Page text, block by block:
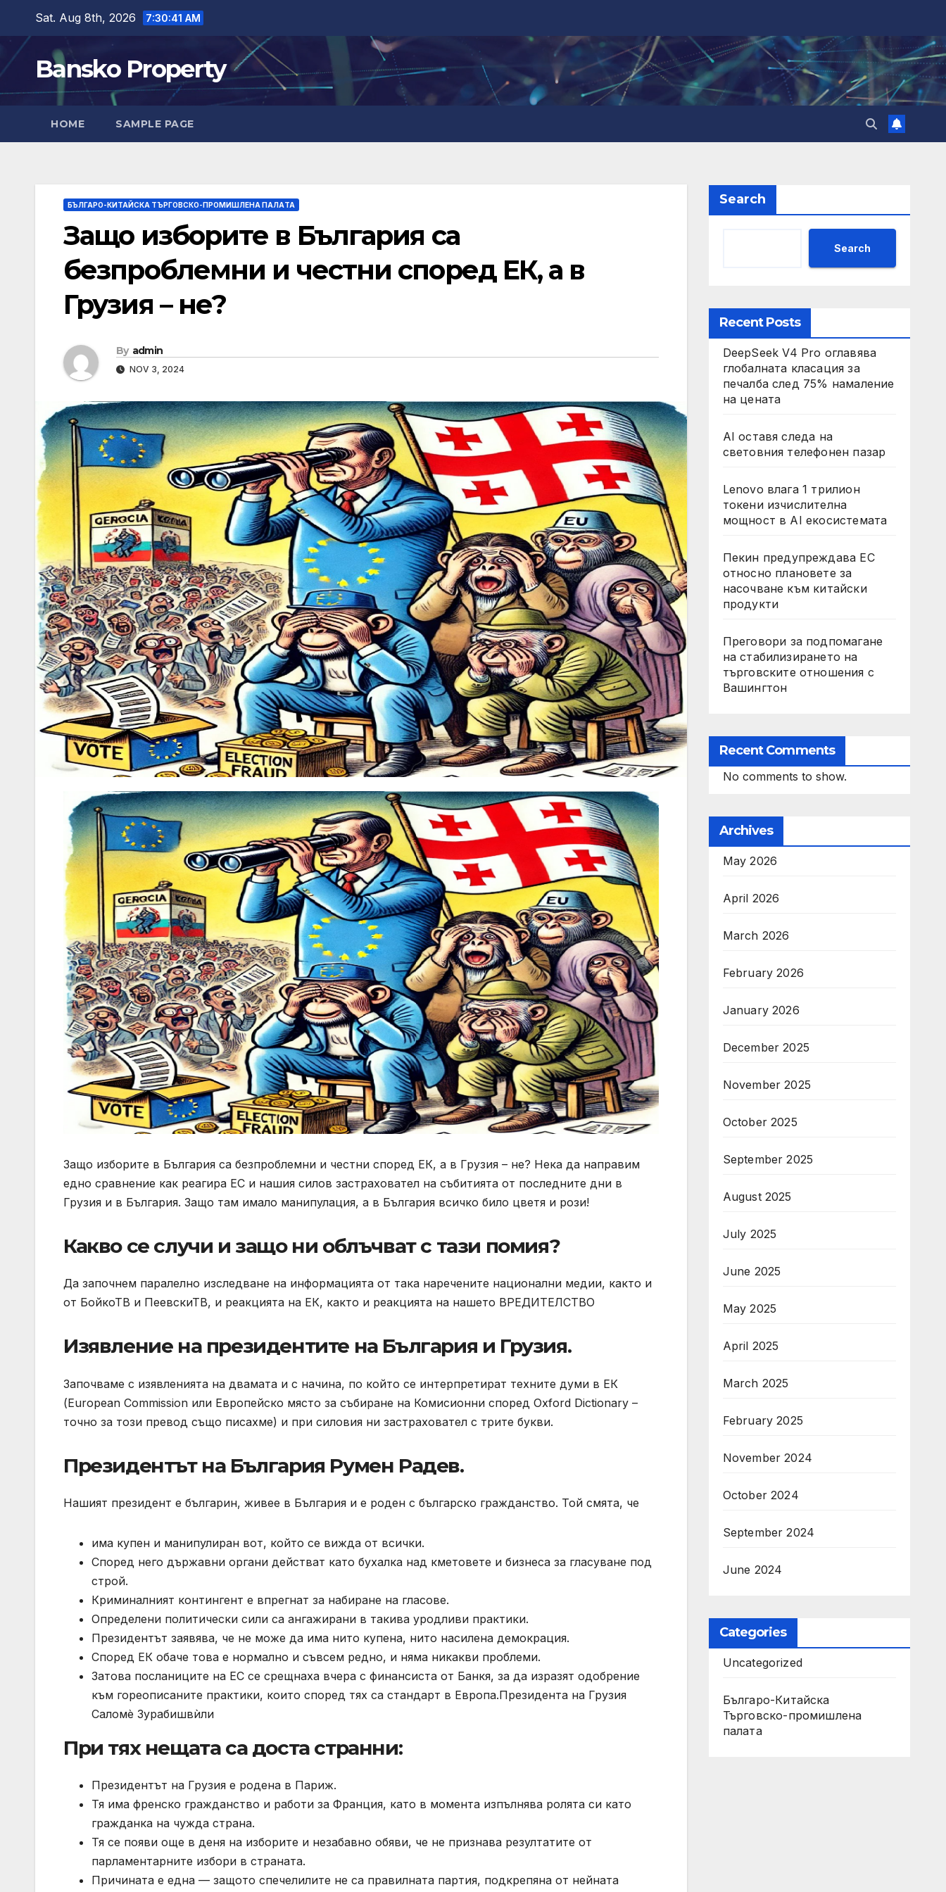
content
Sat. Aug 8th, 2026 7:30:42 AM
Bansko Property
HOME SAMPLE PAGE
БЪЛГАРО-КИТАЙСКА ТЪРГОВСКО-ПРОМИШЛЕНА ПАЛAТА
Защо изборите в България са
безпроблемни и честни според ЕК, а в
Грузия – не?
By admin
NOV 3, 2024
Защо изборите в България са безпроблемни и честни според ЕК, а в Грузия – не? Нека да направим
едно сравнение как реагира ЕС и нашия силов застраховател на събитията от последните дни в
Грузия и в България. Защо там имало манипулация, а в България всичко било цветя и рози!
Какво се случи и защо ни облъчват с тази помия?
Да започнем паралелно изследване на информацията от така наречените национални медии, както и
от БойкоТВ и ПеевскиТВ, и реакцията на ЕК, както и реакцията на нашето ВРЕДИТЕЛСТВО
Изявление на президентите на България и Грузия.
Започваме с изявленията на двамата и с начина, по който се интерпретират техните думи в ЕК
(European Commission или Европейско място за събиране на Комисионни според Oxford Dictionary –
точно за този превод също писахме) и при силовия ни застраховател с трите букви.
Президентът на България Румен Радев.
Нашият президент е българин, живее в България и е роден с българско гражданство. Той смята, че
има купен и манипулиран вот, който се вижда от всички.
Според него държавни органи действат като бухалка над кметовете и бизнеса за гласуване под
строй.
Криминалният контингент е впрегнат за набиране на гласове.
Определени политически сили са ангажирани в такива уродливи практики.
Президентът заявява, че не може да има нито купена, нито насилена демокрация.
Според ЕК обаче това е нормално и съвсем редно, и няма никакви проблеми.
Затова посланиците на ЕС се срещнаха вчера с финансиста от Банкя, за да изразят одобрение
към гореописаните практики, които според тях са стандарт в Европа.Президента на Грузия
Саломѐ Зурабишвѝли
При тях нещата са доста странни:
Президентът на Грузия е родена в Париж.
Тя има френско гражданство и работи за Франция, като в момента изпълнява ролята си като
гражданка на чужда страна.
Тя се появи още в деня на изборите и незабавно обяви, че не признава резултатите от
парламентарните избори в страната.
Причината е една — защото спечелилите не са правилната партия, подкрепяна от нейната
Search
Search
Recent Posts
DeepSeek V4 Pro оглавява
глобалната класация за
печалба след 75% намаление
на цената
AI оставя следа на
световния телефонен пазар
Lenovo влага 1 трилион
токени изчислителна
мощност в AI екосистемата
Пекин предупреждава ЕС
относно плановете за
насочване към китайски
продукти
Преговори за подпомагане
на стабилизирането на
търговските отношения с
Вашингтон
Recent Comments
No comments to show.
Archives
May 2026
April 2026
March 2026
February 2026
January 2026
December 2025
November 2025
October 2025
September 2025
August 2025
July 2025
June 2025
May 2025
April 2025
March 2025
February 2025
November 2024
October 2024
September 2024
June 2024
Categories
Uncategorized
Българо-Китайска
Търговско-промишлена
палaта